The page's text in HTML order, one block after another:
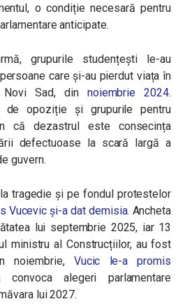
o condiție necesară pentru
anticipate.
grupurile studențești le-au
care și-au pierdut viața în
Novi Sad, din noiembrie 2024.
de opoziție și grupurile pentru
că dezastrul este consecința
defectuoase la scară largă a
guvern.
tragedie și pe fondul protestelor
Vucevic și-a dat demisia. Ancheta
lui septembrie 2025, iar 13
ministru al Construcțiilor, au fost
noiembrie, Vucic le-a promis
alegeri parlamentare
lui 2027.